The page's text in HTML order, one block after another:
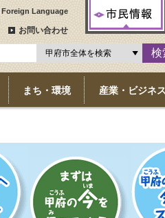
Foreign Language
お問い合わせ
まち・環境 産業・ビジネス
リッ
まずは甲府の今を見て
みよう
甲府の
リップ